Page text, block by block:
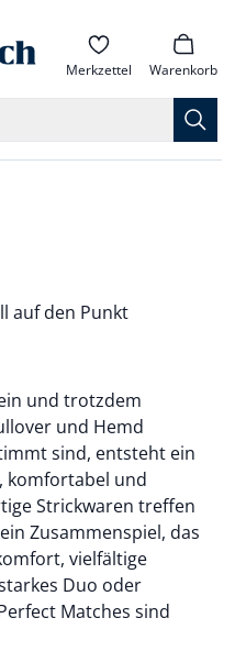
Merkzettel Warenkorb
auf den Punkt
und trotzdem
und Hemd
sind, entsteht ein
komfortabel und
Strickwaren treffen
Zusammenspiel, das
vielfältige
Duo oder
Matches sind